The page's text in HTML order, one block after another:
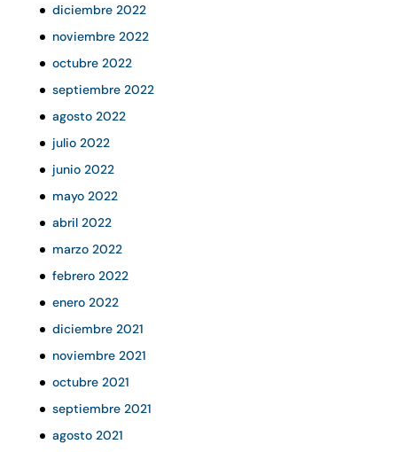
diciembre 2022
noviembre 2022
octubre 2022
septiembre 2022
agosto 2022
julio 2022
junio 2022
mayo 2022
abril 2022
marzo 2022
febrero 2022
enero 2022
diciembre 2021
noviembre 2021
octubre 2021
septiembre 2021
agosto 2021